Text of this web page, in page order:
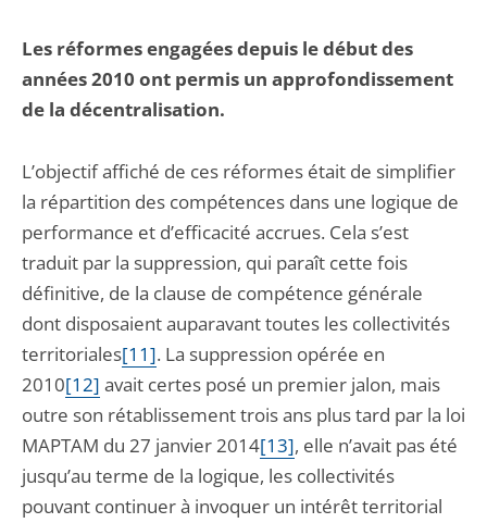
Les réformes engagées depuis le début des
années 2010 ont permis un approfondissement
de la décentralisation.
L’objectif affiché de ces réformes était de simplifier
la répartition des compétences dans une logique de
performance et d’efficacité accrues. Cela s’est
traduit par la suppression, qui paraît cette fois
définitive, de la clause de compétence générale
dont disposaient auparavant toutes les collectivités
territoriales[11]. La suppression opérée en
2010[12] avait certes posé un premier jalon, mais
outre son rétablissement trois ans plus tard par la loi
MAPTAM du 27 janvier 2014[13], elle n’avait pas été
jusqu’au terme de la logique, les collectivités
pouvant continuer à invoquer un intérêt territorial